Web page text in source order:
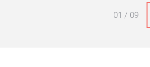
01 / 09